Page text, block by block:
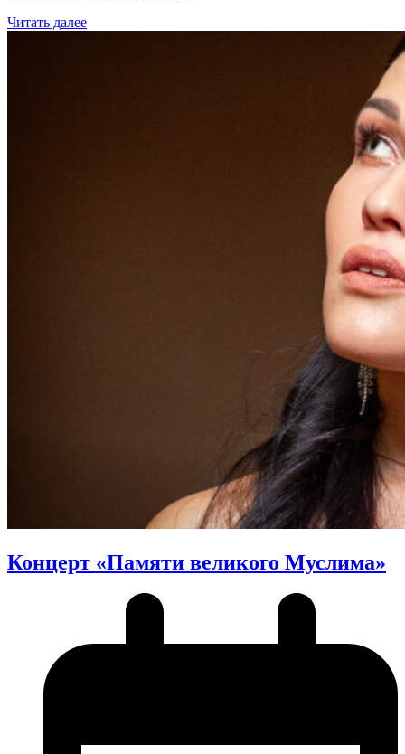
Читать далее
Концерт «Памяти великого Муслима»